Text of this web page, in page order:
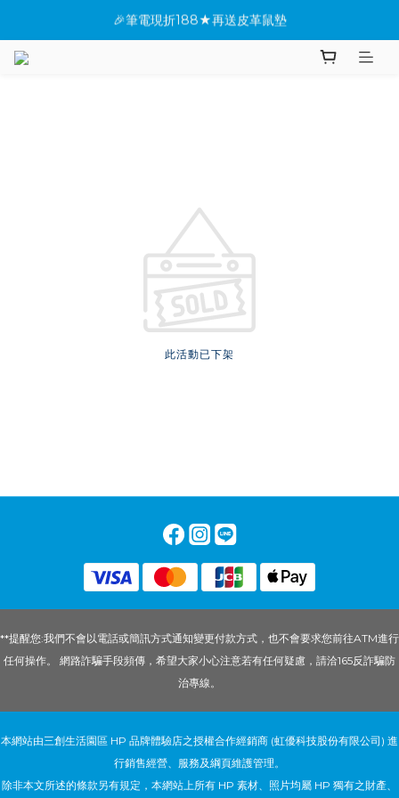
★全館指定桌機現折288
🎉筆電現折188★再送皮革鼠墊
此活動已下架
**提醒您:我們不會以電話或簡訊方式通知變更付款方式，也不會要求您前往ATM進行
任何操作。 網路詐騙手段頻傳，希望大家小心注意若有任何疑慮，請洽165反詐騙防
治專線。
本網站由三創生活園區 HP 品牌體驗店之授權合作經銷商 (虹優科技股份有限公司) 進
行銷售經營、服務及綱頁維護管理。
除非本文所述的條款另有規定，本網站上所有 HP 素材、照片均屬 HP 獨有之財產、